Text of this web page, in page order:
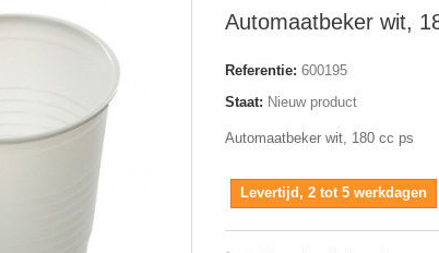
Automaatbeker wit,
Referentie: 600195
Staat: Nieuw product
Automaatbeker wit, 180 cc ps
Levertijd, 2 tot 5 werkdagen